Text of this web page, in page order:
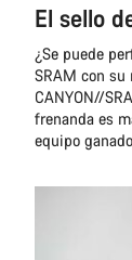
El sello
¿Se puede
SRAM con su
CANYON//
frenanda es
equipo